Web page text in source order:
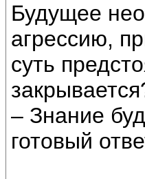
Будущее
агрессию,
суть
– Знание
готовый